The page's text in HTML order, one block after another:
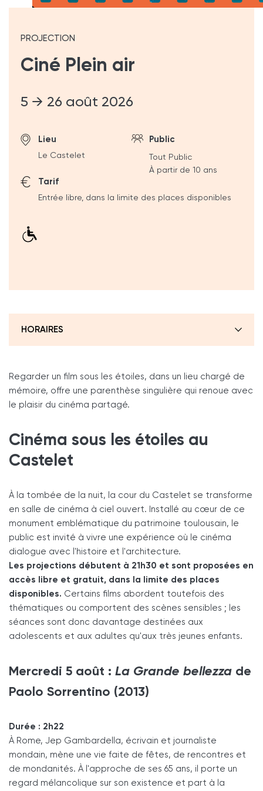
Ciné Plein air
PROJECTION
5 → 26 août 2026
Lieu
Le Castelet
Public
Tout Public
À partir de 10 ans
Tarif
Entrée libre, dans la limite des places disponibles
HORAIRES
Regarder un film sous les étoiles, dans un lieu chargé de
mémoire, offre une parenthèse singulière qui renoue avec
le plaisir du cinéma partagé.
Cinéma sous les étoiles au
Castelet
À la tombée de la nuit, la cour du Castelet se transforme
en salle de cinéma à ciel ouvert. Installé au cœur de ce
monument emblématique du patrimoine toulousain, le
public est invité à vivre une expérience où le cinéma
dialogue avec l'histoire et l'architecture.
Les projections débutent à 21h30 et sont proposées en
accès libre et gratuit, dans la limite des places
disponibles. Certains films abordent toutefois des
thématiques ou comportent des scènes sensibles ; les
séances sont donc davantage destinées aux
adolescents et aux adultes qu'aux très jeunes enfants.
Mercredi 5 août : La Grande bellezza de
Paolo Sorrentino (2013)
Durée : 2h22
À Rome, Jep Gambardella, écrivain et journaliste
mondain, mène une vie faite de fêtes, de rencontres et
de mondanités. À l'approche de ses 65 ans, il porte un
regard mélancolique sur son existence et part à la